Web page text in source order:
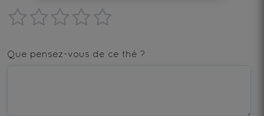
star
—
—
stars
Que pensez-vous de ce thé ?